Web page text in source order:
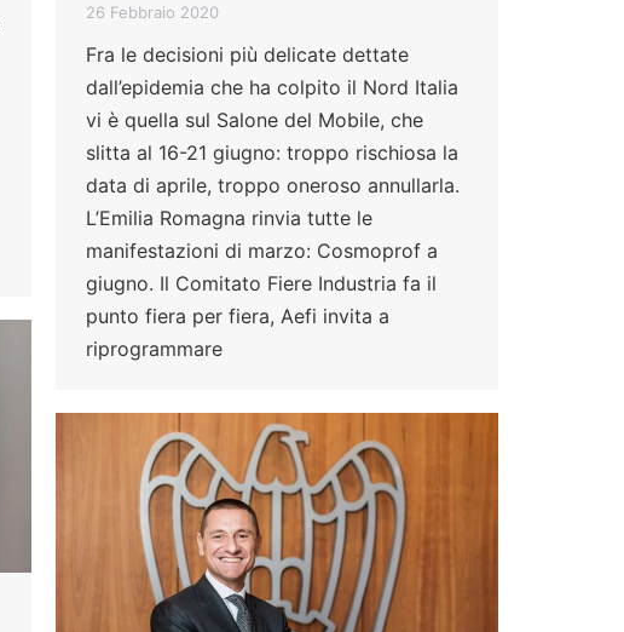
26 Febbraio 2020
Fra le decisioni più delicate dettate
dall’epidemia che ha colpito il Nord Italia
vi è quella sul Salone del Mobile, che
slitta al 16-21 giugno: troppo rischiosa la
data di aprile, troppo oneroso annullarla.
L’Emilia Romagna rinvia tutte le
manifestazioni di marzo: Cosmoprof a
giugno. Il Comitato Fiere Industria fa il
punto fiera per fiera, Aefi invita a
riprogrammare